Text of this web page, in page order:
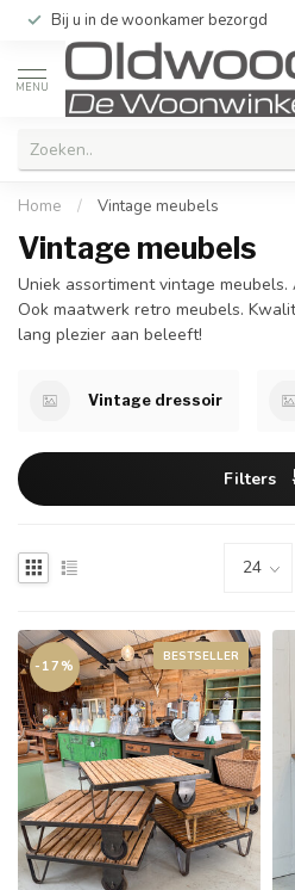
Bij u in de woonkamer bezorgd
MENU
Home / Vintage meubels
Vintage meubels
Uniek assortiment vintage
Ook maatwerk retro meubels.
lang plezier aan beleeft!
Vintage dressoir
Filters
BESTSELLER
-17%